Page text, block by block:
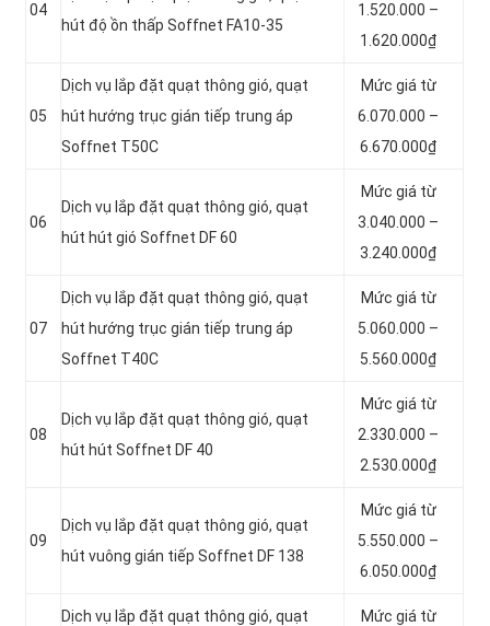
04
hút độ ồn thấp Soffnet FA10-35
1.520.000 –
1.620.000₫
05
Dịch vụ lắp đặt quạt thông gió, quạt
hút hướng trục gián tiếp trung áp
Soffnet T50C
Mức giá từ
6.070.000 –
6.670.000₫
06
Dịch vụ lắp đặt quạt thông gió, quạt
hút hút gió Soffnet DF 60
Mức giá từ
3.040.000 –
3.240.000₫
07
Dịch vụ lắp đặt quạt thông gió, quạt
hút hướng trục gián tiếp trung áp
Soffnet T40C
Mức giá từ
5.060.000 –
5.560.000₫
08
Dịch vụ lắp đặt quạt thông gió, quạt
hút hút Soffnet DF 40
Mức giá từ
2.330.000 –
2.530.000₫
09
Dịch vụ lắp đặt quạt thông gió, quạt
hút vuông gián tiếp Soffnet DF 138
Mức giá từ
5.550.000 –
6.050.000₫
Dịch vụ lắp đặt quạt thông gió, quạt
Mức giá từ